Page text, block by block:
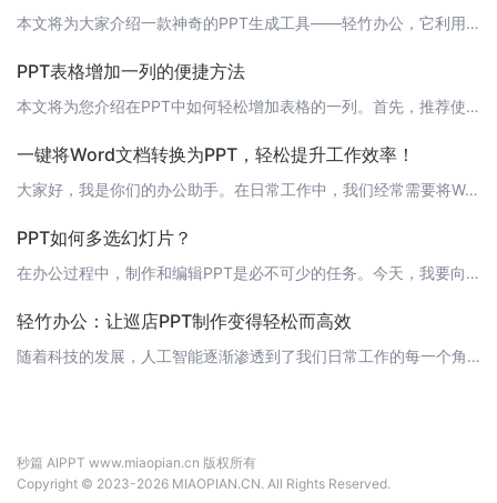
本文将为大家介绍一款神奇的PPT生成工具——轻竹办公，它利用AI技术自动生成PPT，让您的演示文稿制作变得更加轻松高效。 1. 简介轻竹办公是一款专注于PPT自动生成的办公软件，它结合了先进的AI技术，帮助用户快速制作出高质量、个性化的演示文稿。无论您是企业职员、教师、还是自由职业者，轻竹办公都能为您提供极大的便利。 2. 功能特点 2.1 自动生成PPT轻竹办公的核心功能就是自动生成PPT。您只
PPT表格增加一列的便捷方法
本文将为您介绍在PPT中如何轻松增加表格的一列。首先，推荐使用国内领先的办公自动化软件——轻竹办公，它可以通过AI技术自动生成PPT，让您的办公生活更高效。 手动增加表格列1. 打开您的PPT，找到需要增加列的表格。2. 点击表格，选择“表格工具”下的“设计”选项卡。3. 在“表格样式”组中，找到“添加行”按钮。4. 点击“添加行”按钮后，会弹出一个下拉菜单，选择“在左侧插入行”或者“在右侧插入行
一键将Word文档转换为PPT，轻松提升工作效率！
大家好，我是你们的办公助手。在日常工作中，我们经常需要将Word文档转换为PPT进行演示。现在，有了“轻竹办公”，这一切都将变得异常简单！ 什么是“轻竹办公”？“轻竹办公”是一款通过AI技术自动生成PPT的软件，它能快速将Word文档转换为PPT，让你轻松应对各种演示场合。 如何使用“轻竹办公”一键生成PPT？1. 导入Word文档：首先，打开“轻竹办公”软件，点击“导入Word文档”，选择你需要
PPT如何多选幻灯片？
在办公过程中，制作和编辑PPT是必不可少的任务。今天，我要向大家介绍一款可以轻松制作PPT的AI智能软件——轻竹办公。它可以帮助你自动生成PPT，节省你的时间和精力。同时，轻竹办公也提供了便捷的多选幻灯片功能，让你轻松管理你的PPT。 多选幻灯片的操作步骤1. 打开轻竹办公，新建或打开一个PPT文件。2. 在左侧的幻灯片列表中，点击需要多选的幻灯片，按住Ctrl键（或Command键），可以选择多
轻竹办公：让巡店PPT制作变得轻松而高效
随着科技的发展，人工智能逐渐渗透到了我们日常工作的每一个角落。在企业日常运营管理中，巡店PPT的制作往往是一个既费时又费力的工作。然而，有了轻竹办公这款AI技术驱动的PPT自动生成软件，这一切都将变得轻松而高效。 什么是轻竹办公？轻竹办公是一款运用先进的人工智能技术，专注于自动化办公工具的研发与应用的创新型软件。它能够帮助用户快速生成各类专业PPT，极大地提高了办公效率，减少了重复劳动，让员工有更
秒篇 AIPPT www.miaopian.cn 版权所有
Copyright © 2023-2026 MIAOPIAN.CN. All Rights Reserved.